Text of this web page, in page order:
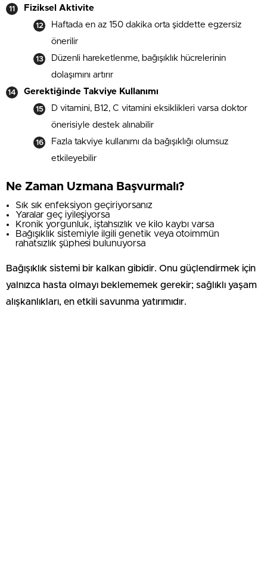
Fiziksel Aktivite
Haftada en az 150 dakika orta şiddette egzersiz
önerilir
Düzenli hareketlenme, bağışıklık hücrelerinin
dolaşımını artırır
Gerektiğinde Takviye Kullanımı
D vitamini, B12, C vitamini eksiklikleri varsa doktor
önerisiyle destek alınabilir
Fazla takviye kullanımı da bağışıklığı olumsuz
etkileyebilir
Ne Zaman Uzmana Başvurmalı?
Sık sık enfeksiyon geçiriyorsanız
Yaralar geç iyileşiyorsa
Kronik yorgunluk, iştahsızlık ve kilo kaybı varsa
Bağışıklık sistemiyle ilgili genetik veya otoimmün
rahatsızlık şüphesi bulunuyorsa
Bağışıklık sistemi bir kalkan gibidir. Onu güçlendirmek için
yalnızca hasta olmayı beklememek gerekir; sağlıklı yaşam
alışkanlıkları, en etkili savunma yatırımıdır.